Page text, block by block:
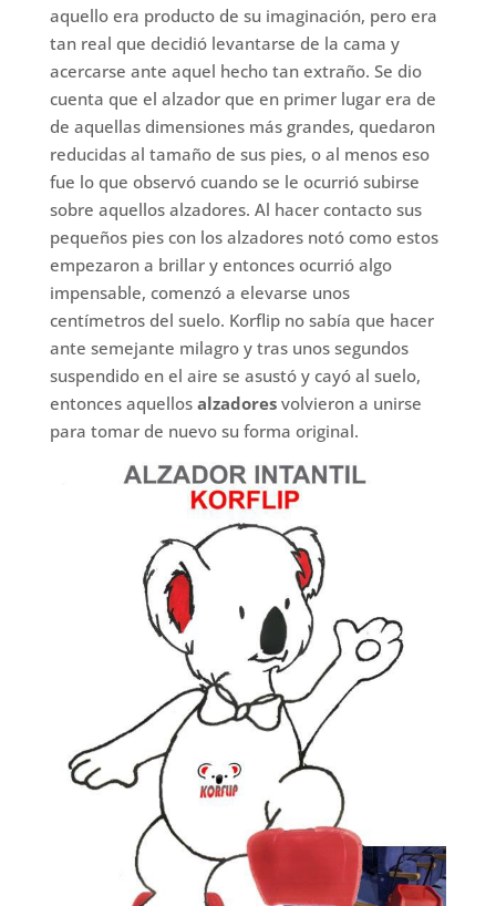
aquello era producto de su imaginación, pero era
tan real que decidió levantarse de la cama y
acercarse ante aquel hecho tan extraño. Se dio
cuenta que el alzador que en primer lugar era de
de aquellas dimensiones más grandes, quedaron
reducidas al tamaño de sus pies, o al menos eso
fue lo que observó cuando se le ocurrió subirse
sobre aquellos alzadores. Al hacer contacto sus
pequeños pies con los alzadores notó como estos
empezaron a brillar y entonces ocurrió algo
impensable, comenzó a elevarse unos
centímetros del suelo. Korflip no sabía que hacer
ante semejante milagro y tras unos segundos
suspendido en el aire se asustó y cayó al suelo,
entonces aquellos alzadoresvolvieron a unirse
para tomar de nuevo su forma original.